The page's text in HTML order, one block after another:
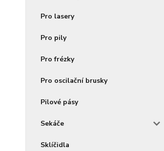
Pro lasery
Pro pily
Pro frézky
Pro oscilační brusky
Pilové pásy
Sekáče
Sklíčidla